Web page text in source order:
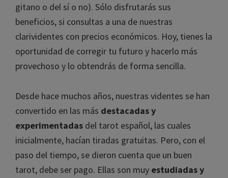
gitano o del sí o no). Sólo disfrutarás sus
beneficios, si consultas a una de nuestras
clarividentes con precios económicos. Hoy, tienes la
oportunidad de corregir tu futuro y hacerlo más
provechoso y lo obtendrás de forma sencilla.
Desde hace muchos años, nuestras videntes se han
convertido en las más destacadas y
experimentadas del tarot español, las cuales
inicialmente, hacían tiradas gratuitas. Pero, con el
paso del tiempo, se dieron cuenta que un buen
tarot, debe ser pago. Ellas son muy estudiadas y